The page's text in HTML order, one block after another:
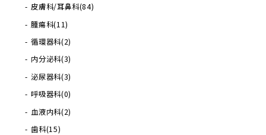
皮膚科/耳鼻科(84)
腫瘍科(11)
循環器科(2)
内分泌科(3)
泌尿器科(3)
呼吸器科(0)
血液内科(2)
歯科(15)